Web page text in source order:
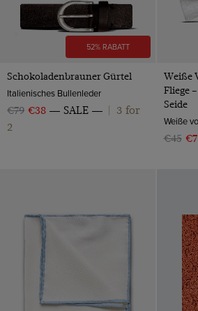
52% RABATT
Schokoladenbrauner Gürtel
Italienisches Bullenleder
€79 €38 SALE
3 for
2
Weiße
Fliege
Seide
€45 €7